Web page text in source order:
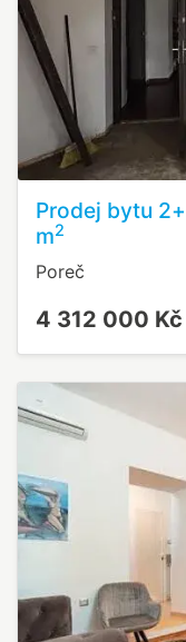
Prodej bytu
m2
Poreč
4 312 000 Kč